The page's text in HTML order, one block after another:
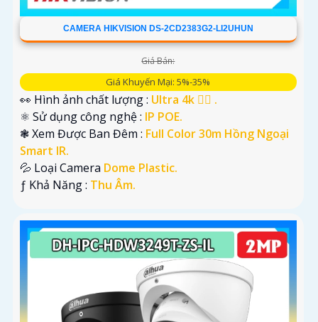
CAMERA HIKVISION DS-2CD2383G2-LI2UHUN
Giá Bán:
Giá Khuyến Mại: 5%-35%
👀 Hình ảnh chất lượng : Ultra 4k 👍🏾 .
⚛️ Sử dụng công nghệ : IP POE.
❃ Xem Được Ban Đêm : Full Color 30m Hồng Ngoại
Smart IR.
💦 Loại Camera Dome Plastic.
️ƒ Khả Năng : Thu Âm.